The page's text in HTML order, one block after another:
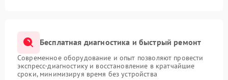
Бесплатная диагностика и быстрый ремонт
Современное оборудование и опыт позволяют провести
экспресс-диагностику и восстановление в кратчайшие
сроки, минимизируя время без устройства